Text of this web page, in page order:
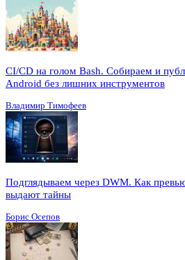
CI/CD на голом Bash. Собираем и
Android без лишних инструментов
Владимир Тимофеев
Подглядываем через DWM. Как
выдают тайны
Борис Осепов